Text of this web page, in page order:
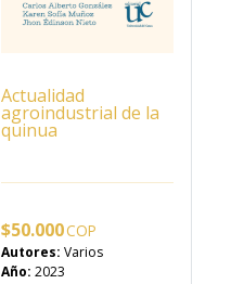
Actualidad
agroindustrial de la
quinua
$50.000
Autores: Varios
Año: 2023